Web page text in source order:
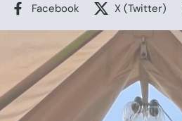
Facebook X (Twitter)